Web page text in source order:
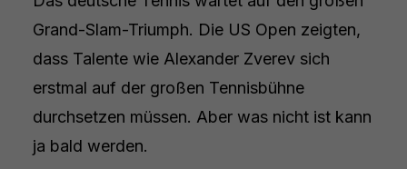
Grand-Slam-Triumph. Die US Open zeigten,
dass Talente wie Alexander Zverev sich
erstmal auf der großen Tennisbühne
durchsetzen müssen. Aber was nicht ist kann
ja bald werden.